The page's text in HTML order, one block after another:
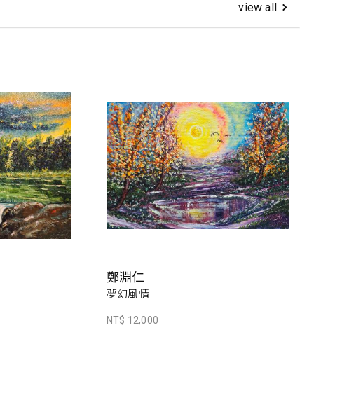
view all
鄭淵仁
夢幻風情
NT$ 12,000